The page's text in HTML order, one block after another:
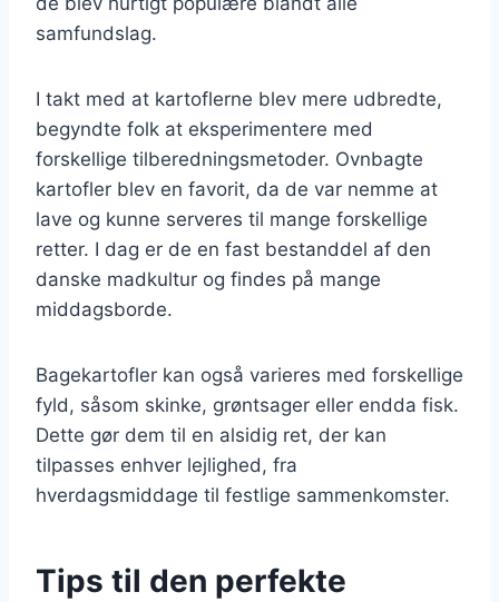
samfundslag.
I takt med at kartoflerne blev mere udbredte,
begyndte folk at eksperimentere med
forskellige tilberedningsmetoder. Ovnbagte
kartofler blev en favorit, da de var nemme at
lave og kunne serveres til mange forskellige
retter. I dag er de en fast bestanddel af den
danske madkultur og findes på mange
middagsborde.
Bagekartofler kan også varieres med forskellige
fyld, såsom skinke, grøntsager eller endda fisk.
Dette gør dem til en alsidig ret, der kan
tilpasses enhver lejlighed, fra
hverdagsmiddage til festlige sammenkomster.
Tips til den perfekte